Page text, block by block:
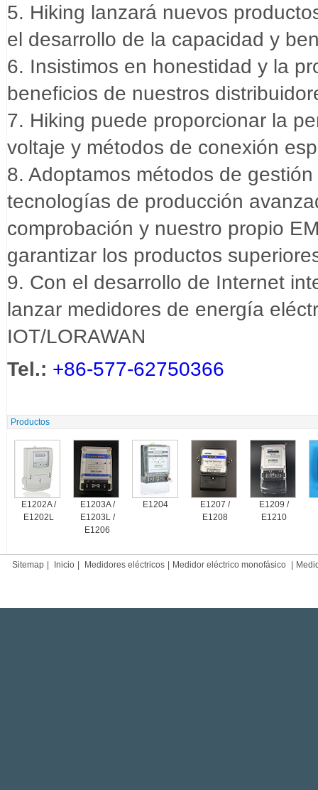
5. Hiking lanzará nuevos
el desarrollo de la capacidad y
6. Insistimos en honestidad y la
beneficios de nuestros
7. Hiking puede proporcionar la
voltaje y métodos de conexión
8. Adoptamos métodos de
tecnologías de producción
comprobación y nuestro propio
garantizar los productos
9. Con el desarrollo de Internet
lanzar medidores de energía
IOT/LORAWAN
Tel.: +86-577-62750366
Productos
E1202A /
E1202L
E1203A /
E1203L /
E1206
E1204
E1207 /
E1208
E1209 /
E1210
Sitemap Inicio Medidores eléctricos Medidor eléctrico monofásico